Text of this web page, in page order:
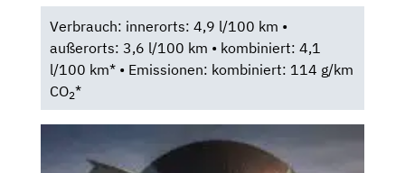
Verbrauch: innerorts: 4,9 l/100 km •
außerorts: 3,6 l/100 km • kombiniert: 4,1
l/100 km* • Emissionen: kombiniert: 114 g/km
CO2*